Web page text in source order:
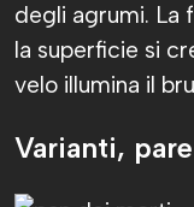
degli agrumi. La
la superficie si
velo illumina il
Varianti,